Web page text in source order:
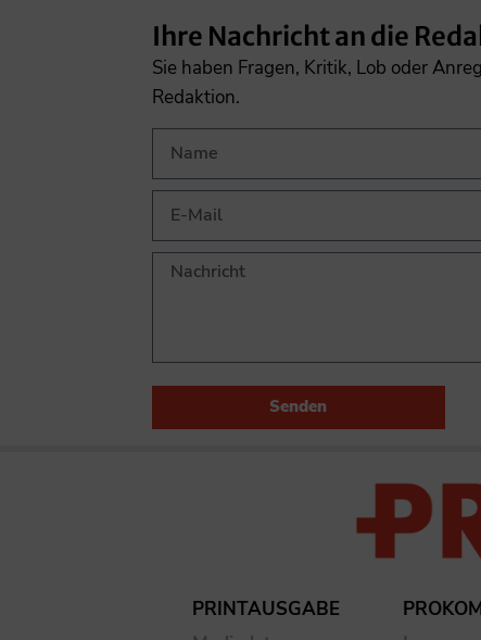
Ihre Nachricht an die
Sie haben Fragen, Kritik, Lob oder
Redaktion.
Senden
PRINTAUSGABE